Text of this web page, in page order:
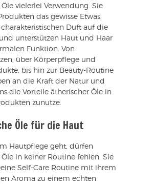
vielerlei Verwendung. Sie
das gewisse Etwas,
Duft auf die
unterstützen Haut und Haar
Funktion. Von
über Körperpflege und
bis hin zur Beauty-Routine
an die Kraft der Natur und
die Vorteile ätherischer Öle in
zunutze.
Öle für die Haut
Hautpflege geht, dürfen
in keiner Routine fehlen. Sie
Self-Care Routine mit ihrem
Aroma zu einem echten